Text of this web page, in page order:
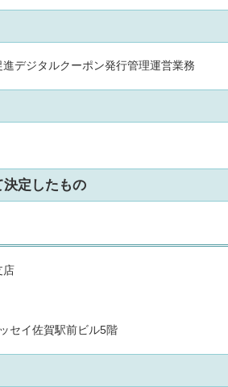
デジタルクーポン発行管理運営業務
定したもの
店
セイ佐賀駅前ビル5階